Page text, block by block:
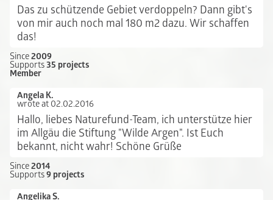
Das zu schützende Gebiet verdoppeln? Dann gibt's
von mir auch noch mal 180 m2 dazu. Wir schaffen
das!
Since2009
Supports35 projects
Member
Angela K.
wrote at 02.02.2016
Hallo, liebes Naturefund-Team, ich unterstütze hier
im Allgäu die Stiftung "Wilde Argen". Ist Euch
bekannt, nicht wahr! Schöne Grüße
Since2014
Supports9 projects
Angelika S.